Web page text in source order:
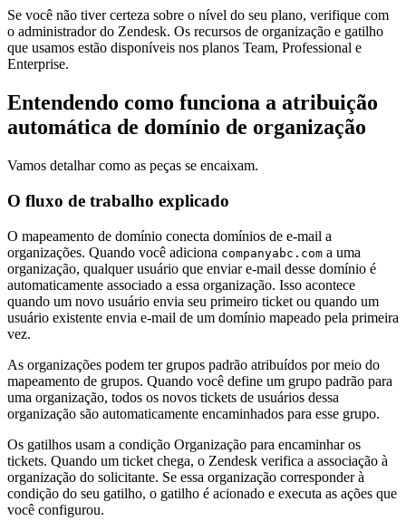
Se você não tiver certeza sobre o nível do seu plano, verifique com
o administrador do Zendesk. Os recursos de organização e gatilho
que usamos estão disponíveis nos planos Team, Professional e
Enterprise.
Entendendo como funciona a atribuição
automática de domínio de organização
Vamos detalhar como as peças se encaixam.
O fluxo de trabalho explicado
O mapeamento de domínio conecta domínios de e-mail a
organizações. Quando você adiciona companyabc.com a uma
organização, qualquer usuário que enviar e-mail desse domínio é
automaticamente associado a essa organização. Isso acontece
quando um novo usuário envia seu primeiro ticket ou quando um
usuário existente envia e-mail de um domínio mapeado pela primeira
vez.
As organizações podem ter grupos padrão atribuídos por meio do
mapeamento de grupos. Quando você define um grupo padrão para
uma organização, todos os novos tickets de usuários dessa
organização são automaticamente encaminhados para esse grupo.
Os gatilhos usam a condição Organização para encaminhar os
tickets. Quando um ticket chega, o Zendesk verifica a associação à
organização do solicitante. Se essa organização corresponder à
condição do seu gatilho, o gatilho é acionado e executa as ações que
você configurou.